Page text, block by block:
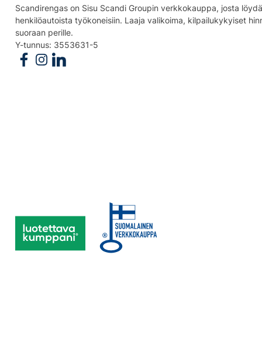
Scandirengas on Sisu Scandi Groupin verkkokauppa, josta
henkilöautoista työkoneisiin. Laaja valikoima, kilpailukykyiset
suoraan perille.
Y-tunnus: 3553631-5
Follow us on Facebook
Follow us on Instagram
Follow us on Linkedin